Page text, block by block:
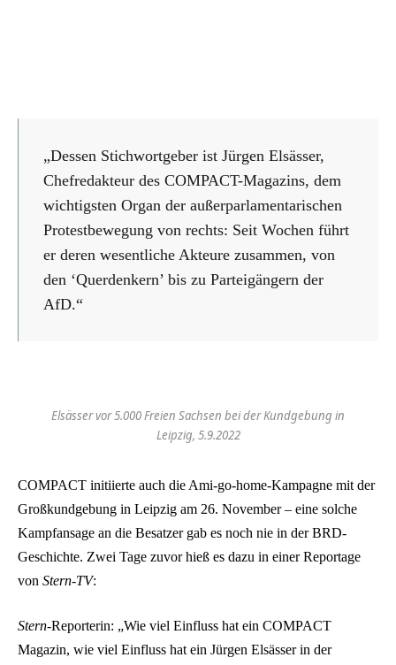
„Dessen Stichwortgeber ist Jürgen Elsässer,
Chefredakteur des COMPACT-Magazins, dem
wichtigsten Organ der außerparlamentarischen
Protestbewegung von rechts: Seit Wochen führt
er deren wesentliche Akteure zusammen, von
den ‘Querdenkern’ bis zu Parteigängern der
AfD.“
Elsässer vor 5.000 Freien Sachsen bei der Kundgebung in
Leipzig, 5.9.2022
COMPACT initiierte auch die Ami-go-home-Kampagne mit der
Großkundgebung in Leipzig am 26. November – eine solche
Kampfansage an die Besatzer gab es noch nie in der BRD-
Geschichte. Zwei Tage zuvor hieß es dazu in einer Reportage
von Stern-TV:
Stern-Reporterin: „Wie viel Einfluss hat ein COMPACT
Magazin, wie viel Einfluss hat ein Jürgen Elsässer in der